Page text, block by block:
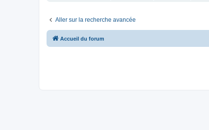
Aller sur la recherche avancée
Accueil du forum